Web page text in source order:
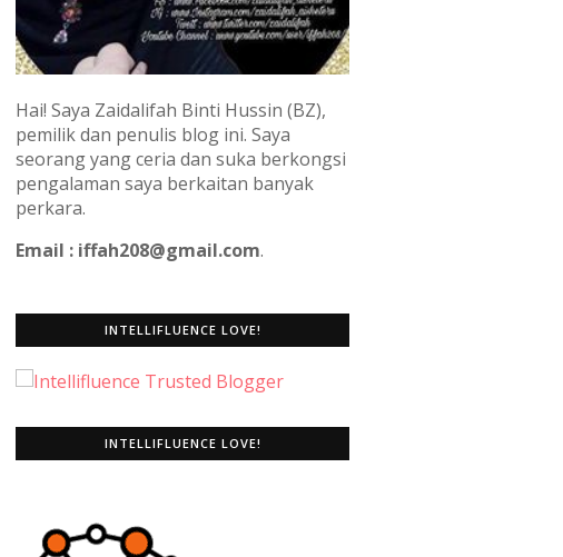
Hai! Saya Zaidalifah Binti Hussin (BZ),
pemilik dan penulis blog ini. Saya
seorang yang ceria dan suka berkongsi
pengalaman saya berkaitan banyak
perkara.
Email : iffah208@gmail.com.
INTELLIFLUENCE LOVE!
INTELLIFLUENCE LOVE!